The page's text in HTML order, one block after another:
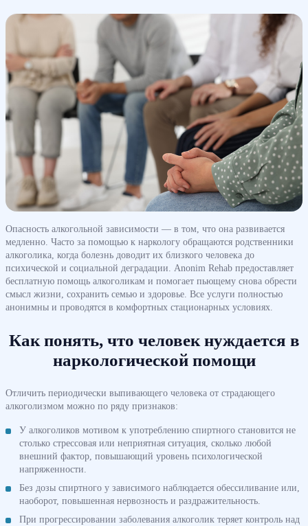
Опасность алкогольной зависимости — в том, что она развивается
медленно. Часто за помощью к наркологу обращаются родственники
алкоголика, когда болезнь доводит их близкого человека до
психической и социальной деградации. Anonim Rehab предоставляет
бесплатную помощь алкоголикам и помогает пьющему снова обрести
смысл жизни, сохранить семью и здоровье. Все услуги полностью
анонимны и проводятся в комфортных стационарных условиях.
Как понять, что человек нуждается в
наркологической помощи
Отличить периодически выпивающего человека от страдающего
алкоголизмом можно по ряду признаков:
У алкоголиков мотивом к употреблению спиртного становится не
столько стрессовая или неприятная ситуация, сколько любой
внешний фактор, повышающий уровень психологической
напряженности.
Без дозы спиртного у зависимого наблюдается обессиливание или,
наоборот, повышенная нервозность и раздражительность.
При прогрессировании заболевания алкоголик теряет контроль над